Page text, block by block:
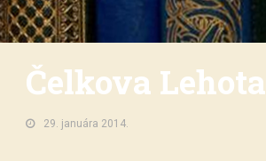
Čelkova Lehota
29. januára 2014.